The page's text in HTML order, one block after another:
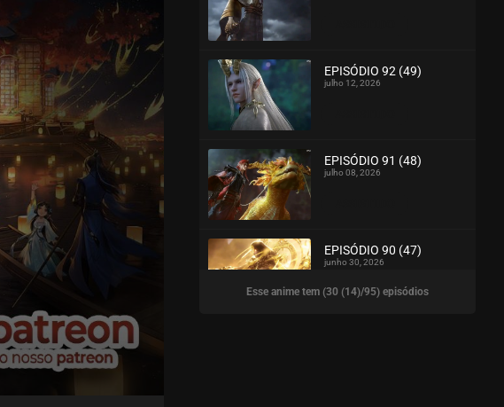
EPISÓDIO 92 (49)
julho 12, 2026
EPISÓDIO 91 (48)
julho 08, 2026
ASSISTIDO
EPISÓDIO 90 (47)
junho 30, 2026
Esse anime tem (30 (14)/95) episódios